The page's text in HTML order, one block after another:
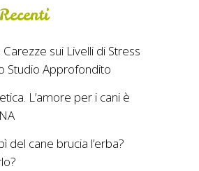
sui Livelli di Stress
Studio Approfondito
L’amore per i cani è
del cane brucia l’erba?